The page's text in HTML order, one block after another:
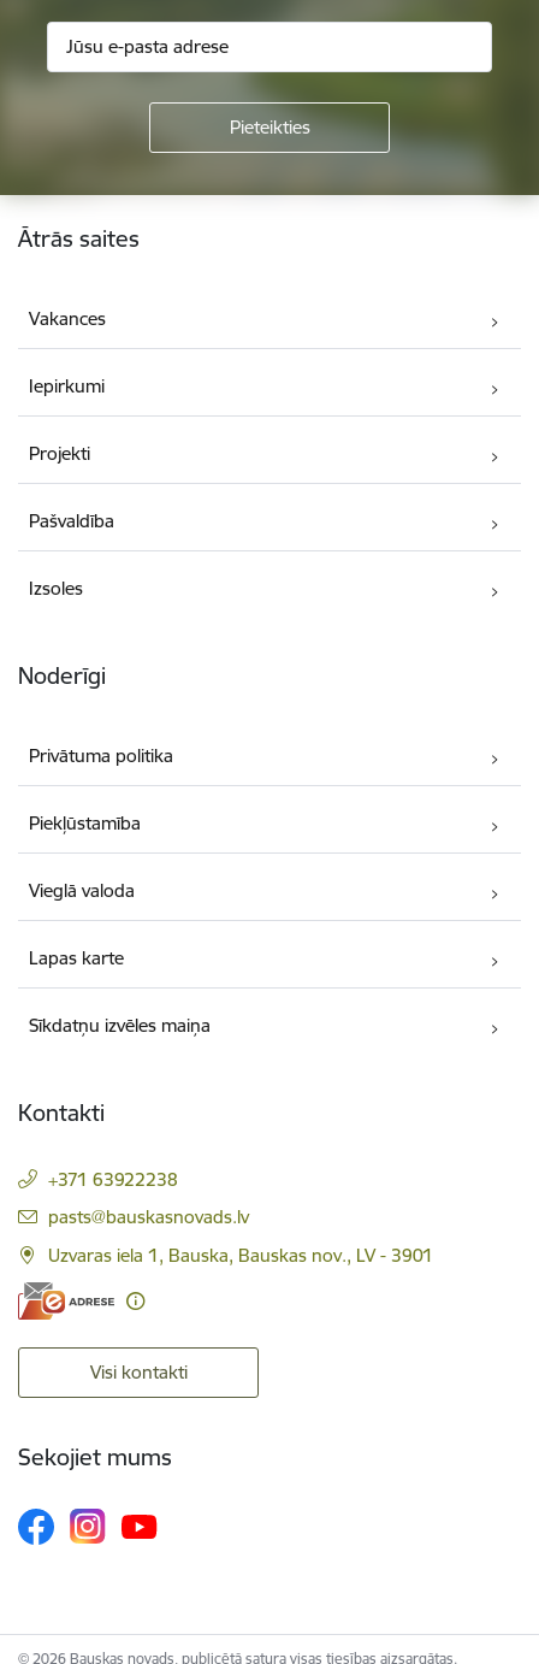
Kājene
Ātrās saites
Vakances
Iepirkumi
Projekti
Pašvaldība
Izsoles
Noderīgi
Privātuma politika
Piekļūstamība
Vieglā valoda
Lapas karte
Sīkdatņu izvēles maiņa
Kontakti
+371 63922238
E-pasts:
pasts@bauskasnovads.lv
Uzvaras iela 1, Bauska, Bauskas nov., LV - 3901
Visi kontakti
Sekojiet mums
© 2026 Bauskas novads, publicētā satura visas tiesības aizsargātas.